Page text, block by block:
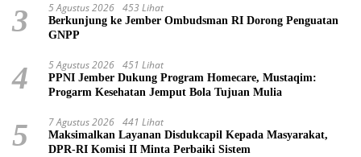
3 5 Agustus 2026 453 Lihat
Berkunjung ke Jember Ombudsman RI Dorong Penguatan
GNPP
4 5 Agustus 2026 451 Lihat
PPNI Jember Dukung Program Homecare, Mustaqim:
Progarm Kesehatan Jemput Bola Tujuan Mulia
5 7 Agustus 2026 441 Lihat
Maksimalkan Layanan Disdukcapil Kepada Masyarakat,
DPR-RI Komisi II Minta Perbaiki Sistem